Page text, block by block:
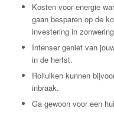
Kosten voor energie
gaan besparen op de
investering in
Intenser geniet van
in de herfst.
Rolluiken kunnen
inbraak.
Ga gewoon voor een